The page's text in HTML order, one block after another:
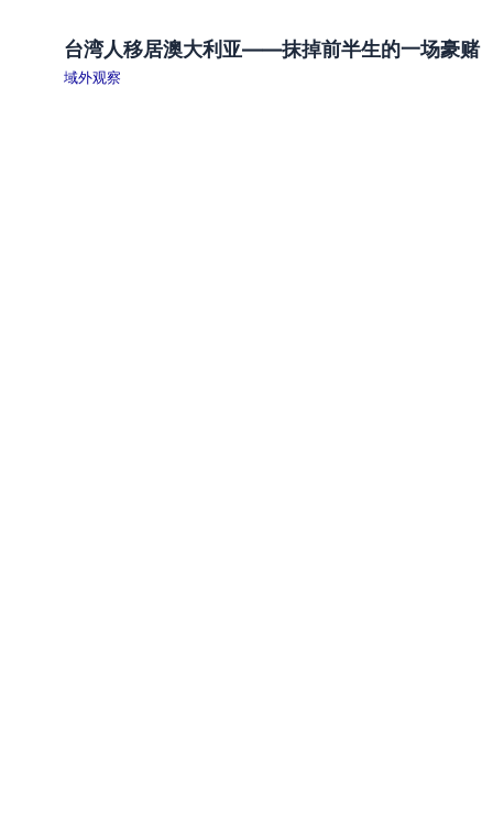
台湾人移居澳大利亚——抹掉前半生的一场豪赌
域外观察